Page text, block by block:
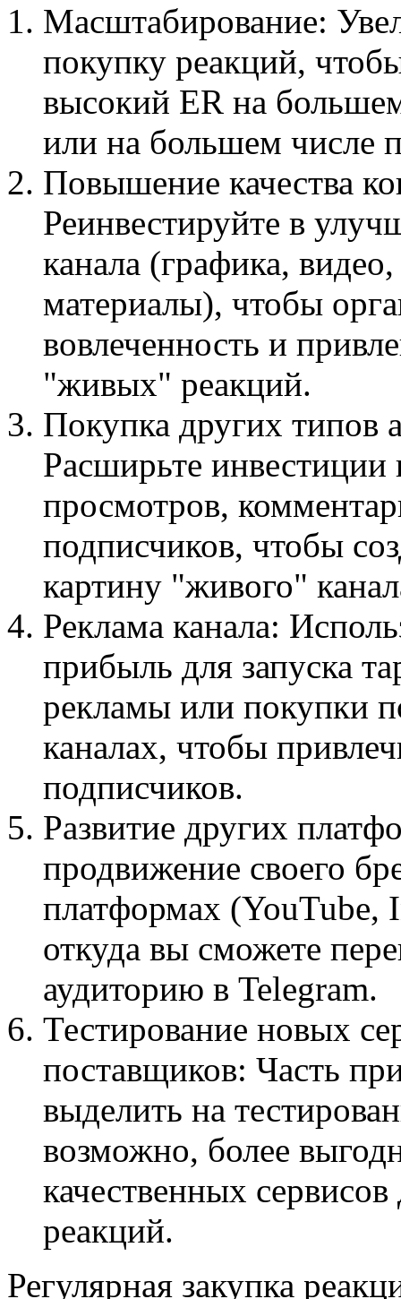
Масштабирование:
покупку реакций,
высокий ER на
или на большем числе
Повышение качества
Реинвестируйте в
канала (графика,
материалы), чтобы
вовлеченность и
"живых" реакций.
Покупка других типов
Расширьте инвестиции
просмотров,
подписчиков, чтобы
картину "живого"
Реклама канала:
прибыль для запуска
рекламы или покупки
каналах, чтобы
подписчиков.
Развитие других
продвижение своего
платформах (YouTube,
откуда вы сможете
аудиторию в Telegram.
Тестирование новых
поставщиков: Часть
выделить на
возможно, более
качественных
реакций.
Регулярная закупка